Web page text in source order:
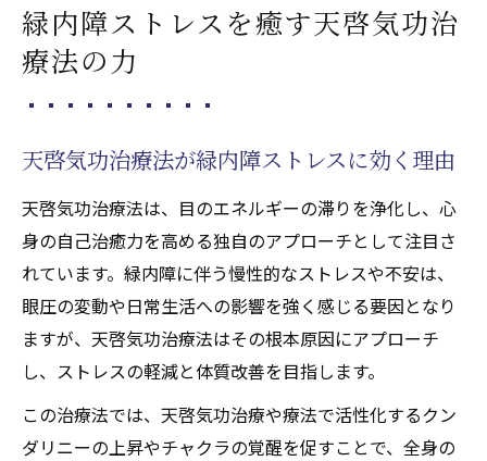
は
緑内障ストレスと天啓気功治療法の実践事
覚醒が導く心身安定と寛解体験
天啓気功治療や療法で活性化するクンダリ
ニー覚醒と天啓気功治療法の相乗効果
天啓気功治療法で天啓気功治療や療法で活
性化するクンダリニーを安全に活性化
心身の安定を目指す天啓気功治療や療法で
活性化するクンダリニー覚醒の実践法
天啓気功治療や療法で活性化するクンダリ
ニー覚醒が緑内障寛解に与える影響
緑内障ストレスを癒す天啓気功治
療法の力
天啓気功治療法が緑内障ストレスに効く理由
天啓気功治療法は、目のエネルギーの滞りを浄化し、心
身の自己治癒力を高める独自のアプローチとして注目さ
れています。緑内障に伴う慢性的なストレスや不安は、
眼圧の変動や日常生活への影響を強く感じる要因となり
ますが、天啓気功治療法はその根本原因にアプローチ
し、ストレスの軽減と体質改善を目指します。
この治療法では、天啓気功治療や療法で活性化するクン
ダリニーの上昇やチャクラの覚醒を促すことで、全身の